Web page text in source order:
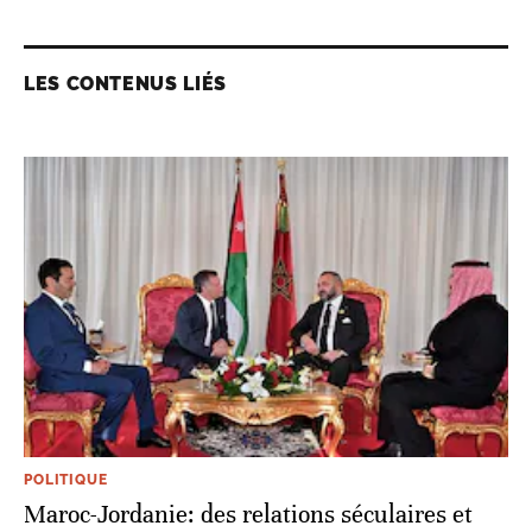
LES CONTENUS LIÉS
POLITIQUE
Maroc-Jordanie: des relations séculaires et